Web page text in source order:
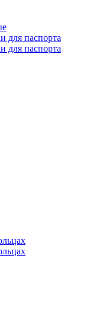
для паспорта
для паспорта